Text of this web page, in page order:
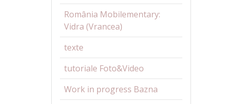
România Mobilementary:
Vidra (Vrancea)
texte
tutoriale Foto&Video
Work in progress Bazna